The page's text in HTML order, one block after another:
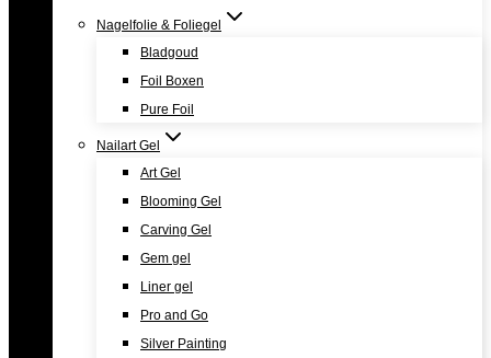
Nagelfolie & Foliegel
Bladgoud
Foil Boxen
Pure Foil
Nailart Gel
Art Gel
Blooming Gel
Carving Gel
Gem gel
Liner gel
Pro and Go
Silver Painting